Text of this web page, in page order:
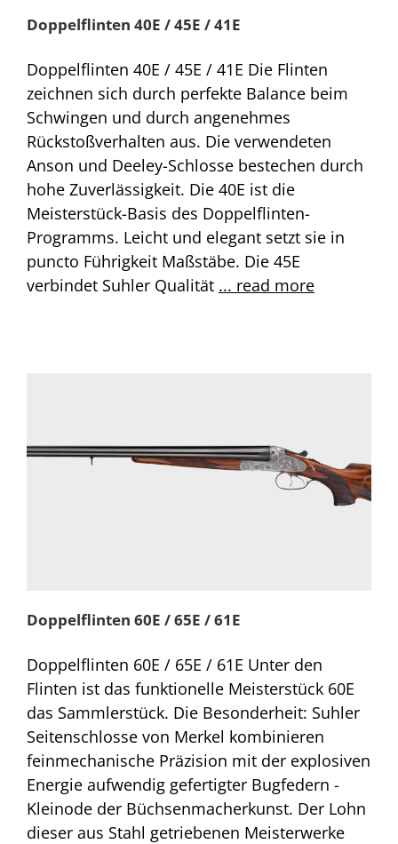
Doppelflinten 40E / 45E / 41E
Doppelflinten 40E / 45E / 41E Die Flinten
zeichnen sich durch perfekte Balance beim
Schwingen und durch angenehmes
Rückstoßverhalten aus. Die verwendeten
Anson und Deeley-Schlosse bestechen durch
hohe Zuverlässigkeit. Die 40E ist die
Meisterstück-Basis des Doppelflinten-
Programms. Leicht und elegant setzt sie in
puncto Führigkeit Maßstäbe. Die 45E
verbindet Suhler Qualität ... read more
Doppelflinten 60E / 65E / 61E
Doppelflinten 60E / 65E / 61E Unter den
Flinten ist das funktionelle Meisterstück 60E
das Sammlerstück. Die Besonderheit: Suhler
Seitenschlosse von Merkel kombinieren
feinmechanische Präzision mit der explosiven
Energie aufwendig gefertigter Bugfedern -
Kleinode der Büchsenmacherkunst. Der Lohn
dieser aus Stahl getriebenen Meisterwerke